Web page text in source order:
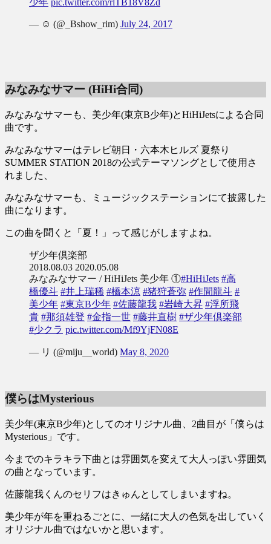
— ☺︎ (@_Bshow_rim) July 24, 2017
みなみなサマー (HiHi合同)
みなみなサマーも、美少年(東京B少年)とHiHiJetsによる合同
曲です。
みなみなサマーはテレビ朝日・六本木ヒルズ 夏祭り
SUMMER STATION 2018の公式テーマソングとして使用さ
れました、
みなみなサマーも、ミュージックステーションにて披露した
曲になります。
この曲を聞くと「夏！」って感じがしますよね。
ザ少年倶楽部
2018.08.03 2020.05.08
みなみなサマー / HiHiJets 美少年 ①#HiHiJets #高
橋優斗 #井上瑞稀 #橋本涼 #猪狩蒼弥 #作間龍斗 #
美少年 #東京B少年 #佐藤龍我 #岩崎大昇 #浮所飛
貴 #那須雄登 #金指一世 #藤井直樹 #ザ少年倶楽部
#少クラ pic.twitter.com/Mf9YjFN08E
— リ (@miju__world) May 8, 2020
僕らはMysterious
美少年(東京B少年)としてのオリジナル曲、2曲目が「僕らは
Mysterious」です。
今までのキラキラ下曲とは雰囲気を変えて大人っぽい雰囲気
の曲となっています。
佐藤龍我くんのセリフはきゅんとしてしまいますね。
美少年が年を重ねるごとに、一緒に大人の色気を出していく
オリジナル曲ではないかと思います。